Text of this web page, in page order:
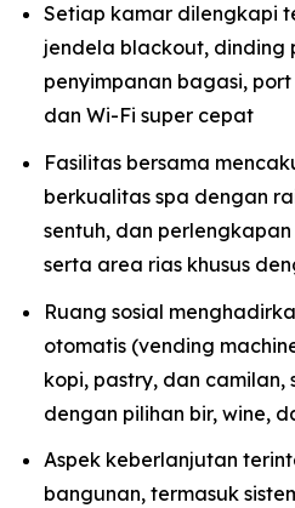
Setiap kamar dilengkapi
jendela blackout, dinding
penyimpanan bagasi,
dan Wi-Fi super cepat
Fasilitas bersama
berkualitas spa dengan
sentuh, dan
serta area rias khusus
Ruang sosial
otomatis (vending
kopi, pastry, dan camilan,
dengan pilihan bir, wine,
Aspek keberlanjutan
bangunan, termasuk